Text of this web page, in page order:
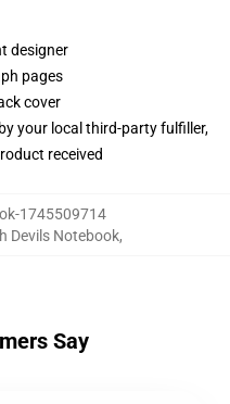
designer
pages
cover
your local third-party fulfiller,
received
1745509714
Devils Notebook,
Say